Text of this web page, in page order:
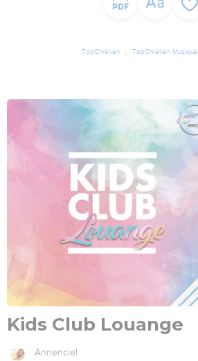
TopChrétien TopChrétien Musique
Kids Club Louange
Annenciel